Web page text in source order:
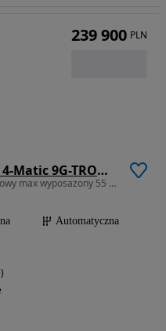
Mercedes-Benz Klasa E 450 4-Matic 9G-TRONIC
2996 cm3 • 367 KM • Cabrio 2019 krajowy max wyposazony 55 AMG
Automatyczna
239 900 PLN